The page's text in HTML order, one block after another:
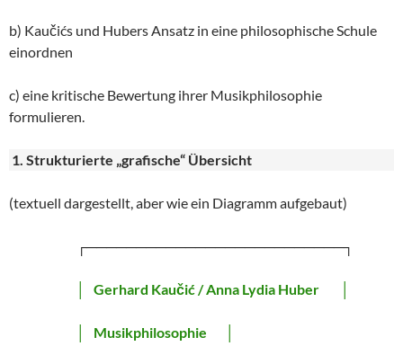
b) Kaučićs und Hubers Ansatz in eine philosophische Schule
einordnen
c) eine kritische Bewertung ihrer Musikphilosophie
formulieren.
1. Strukturierte „grafische“ Übersicht
(textuell dargestellt, aber wie ein Diagramm aufgebaut)
┌──────────────────────────┐
Gerhard Kaučić / Anna Lydia Huber
Musikphilosophie